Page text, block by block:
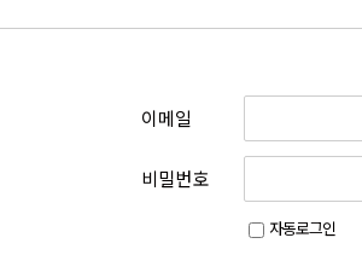
이메일
비밀번호
자동로그인